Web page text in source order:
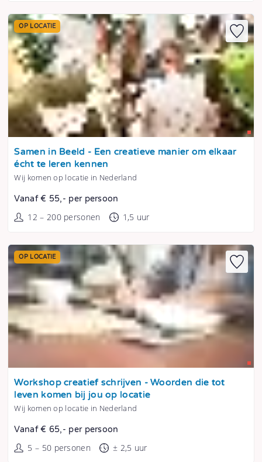
Tonen
OP LOCATIE
Samen in Beeld - Een creatieve manier om elkaar
écht te leren kennen
Wij komen op locatie in Nederland
Vanaf € 55,- per persoon
12 – 200 personen 1,5 uur
Tonen
OP LOCATIE
Workshop creatief schrijven - Woorden die tot
leven komen bij jou op locatie
Wij komen op locatie in Nederland
Vanaf € 65,- per persoon
5 – 50 personen ± 2,5 uur